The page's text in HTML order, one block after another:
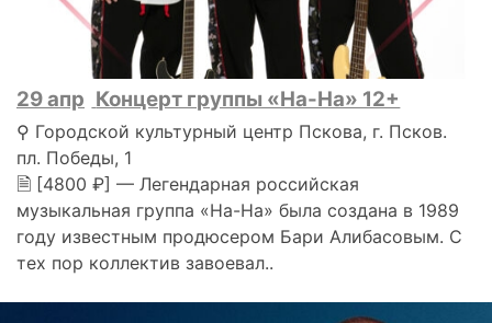
29 апр Концерт группы «На-На» 12+
⚲ Городской культурный центр Пскова, г. Псков.
пл. Победы, 1
🗎 [4800 ₽] — Легендарная российская
музыкальная группа «На-На» была создана в 1989
году известным продюсером Бари Алибасовым. С
тех пор коллектив завоевал..